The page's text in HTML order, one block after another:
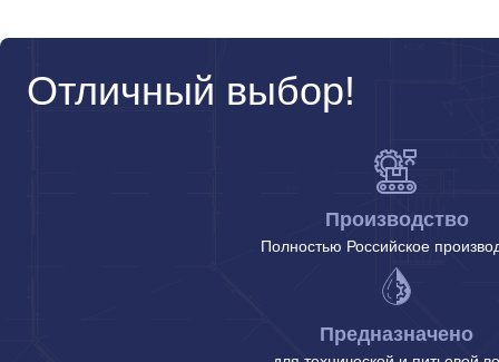
Отличный выбор!
Производство
Полностью Российское
Предназначено